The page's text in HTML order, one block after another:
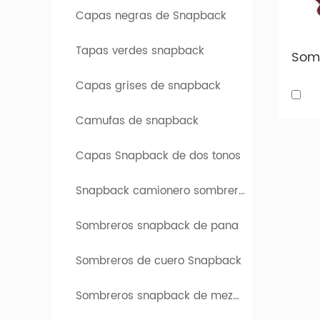
Los
A
Capas negras de Snapback
Tapas verdes snapback
Capas grises de snapback
Camufas de snapback
Capas Snapback de dos tonos
Snapback camionero sombreros
Sombreros snapback de pana
Sombreros de cuero Snapback
Sombreros snapback de mezclilla